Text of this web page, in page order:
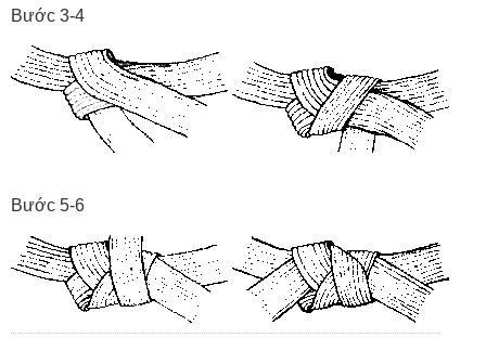
Bước 3-4
Bước 5-6